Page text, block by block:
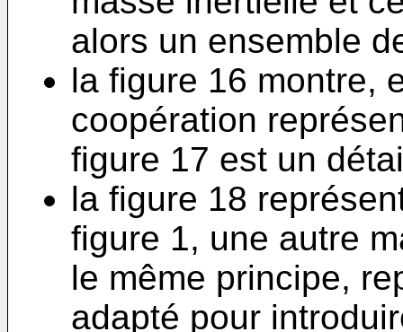
alors un ensemble
la figure 16 montre,
coopération
figure 17 est un
la figure 18
figure 1, une autre
le même principe,
adapté pour